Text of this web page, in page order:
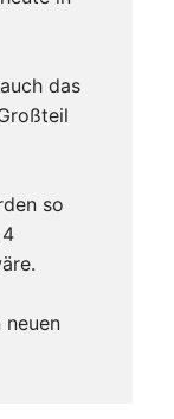
das
so
neuen